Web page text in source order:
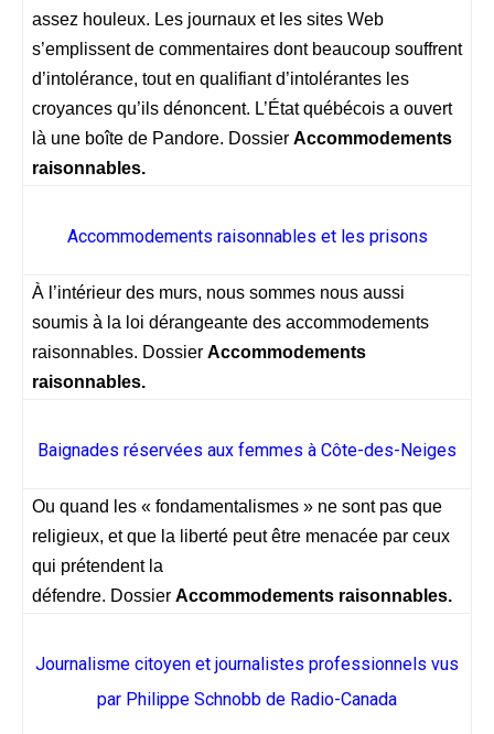
assez houleux. Les journaux et les sites Web
s’emplissent de commentaires dont beaucoup souffrent
d’intolérance, tout en qualifiant d’intolérantes les
croyances qu’ils dénoncent. L’État québécois a ouvert
là une boîte de Pandore. Dossier Accommodements
raisonnables.
Accommodements raisonnables et les prisons
À l’intérieur des murs, nous sommes nous aussi
soumis à la loi dérangeante des accommodements
raisonnables. Dossier Accommodements
raisonnables.
Baignades réservées aux femmes à Côte-des-Neiges
Ou quand les « fondamentalismes » ne sont pas que
religieux, et que la liberté peut être menacée par ceux
qui prétendent la
défendre. Dossier Accommodements raisonnables.
Journalisme citoyen et journalistes professionnels vus
par Philippe Schnobb de Radio-Canada